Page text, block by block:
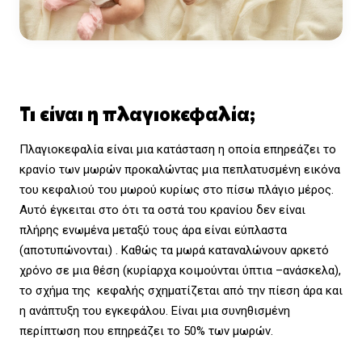
Τι είναι η πλαγιοκεφαλία;
Πλαγιοκεφαλία είναι μια κατάσταση η οποία επηρεάζει το
κρανίο των μωρών προκαλώντας μια πεπλατυσμένη εικόνα
του κεφαλιού του μωρού κυρίως στο πίσω πλάγιο μέρος.
Αυτό έγκειται στο ότι τα οστά του κρανίου δεν είναι
πλήρης ενωμένα μεταξύ τους άρα είναι εύπλαστα
(αποτυπώνονται) . Καθώς τα μωρά καταναλώνουν αρκετό
χρόνο σε μια θέση (κυρίαρχα κοιμούνται ύπτια –ανάσκελα),
το σχήμα της κεφαλής σχηματίζεται από την πίεση άρα και
η ανάπτυξη του εγκεφάλου. Είναι μια συνηθισμένη
περίπτωση που επηρεάζει το 50% των μωρών.